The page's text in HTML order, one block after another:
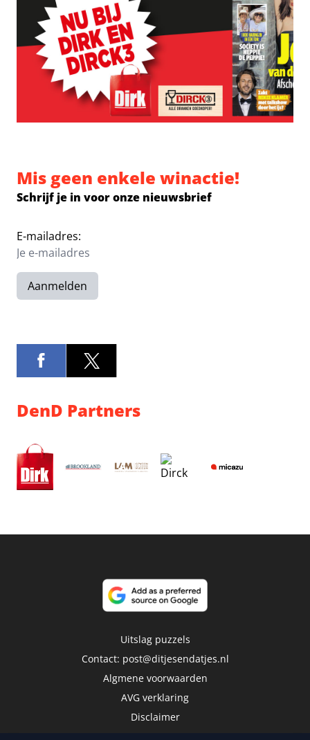
Mis geen enkele winactie!
Schrijf je in voor onze nieuwsbrief
E-mailadres:
Aanmelden
DenD Partners
Uitslag puzzels
Contact: post@ditjesendatjes.nl
Algmene voorwaarden
AVG verklaring
Disclaimer